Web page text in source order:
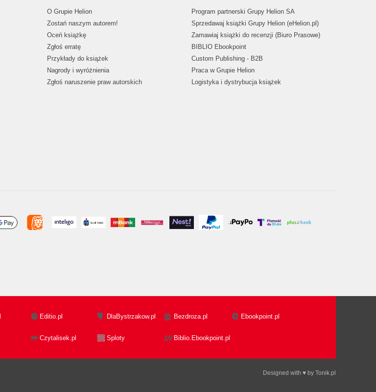
O Grupie Helion
Zostań naszym autorem!
Oceń książkę
Zgłoś erratę
Przykłady do książek
Nagrody i wyróżnienia
Zgłoś naruszenie praw autorskich
Program partnerski Grupy Helion SA
Sprzedawaj książki Grupy Helion (eHelion.pl)
Zamawiaj książki do recenzji (Biuro Prasowe)
BIBLIO Ebookpoint
Custom Publishing - B2B
Praca w Grupie Helion
Logistyka i dystrybucja książek
Editio.pl DlaBystrzakow.pl Bezdroza.pl Ebookpoint.pl
Czytalisek.pl Sploty Biblio.Ebookpoint.pl
Designed with ♥ by Tonik.pl